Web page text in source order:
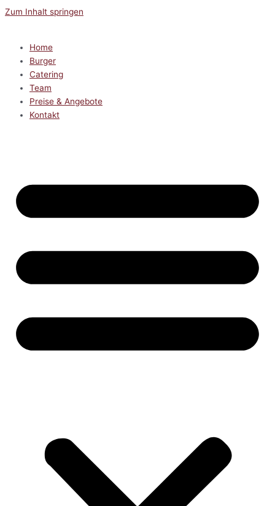
Zum Inhalt springen
Home
Burger
Catering
Team
Preise & Angebote
Kontakt